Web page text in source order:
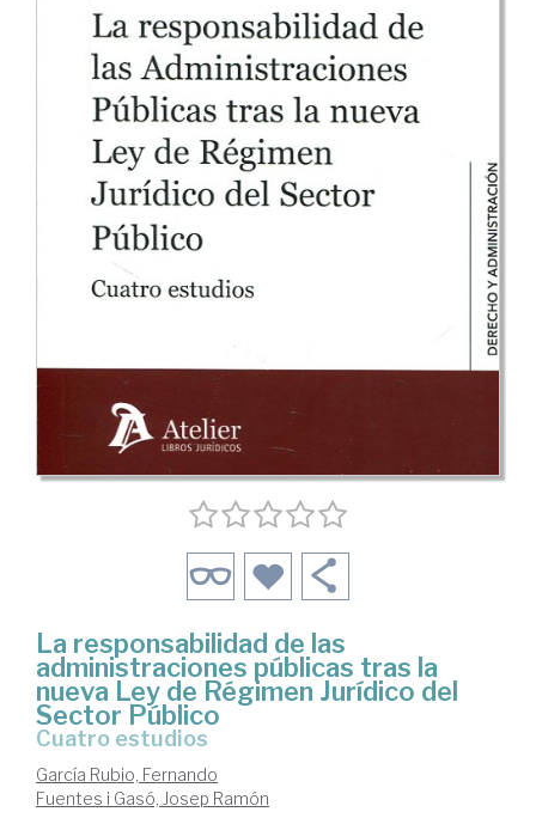
La responsabilidad de las
administraciones públicas tras la
nueva Ley de Régimen Jurídico del
Sector Público
cuatro estudios
García Rubio, Fernando
Fuentes i Gasó, Josep Ramón